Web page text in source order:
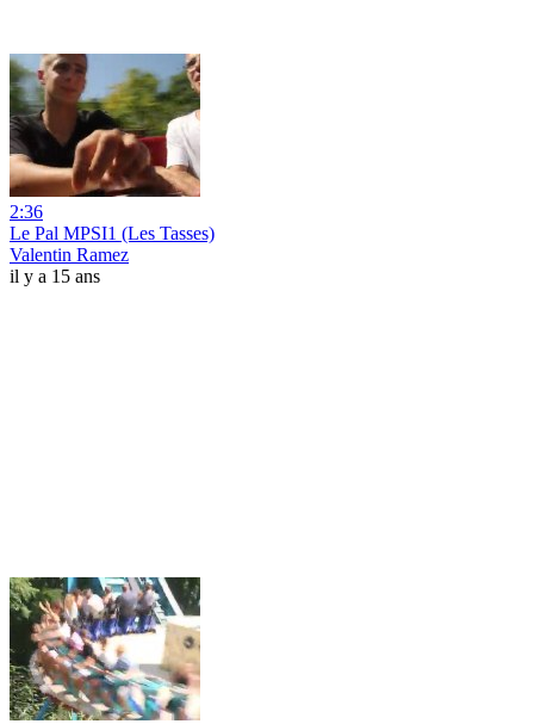
2:36
Le Pal MPSI1 (Les Tasses)
Valentin Ramez
il y a 15 ans